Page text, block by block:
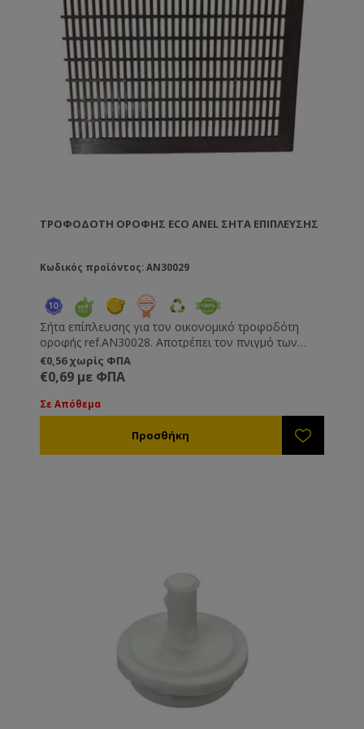
πλαστικό κατάλληλο για τρόφιμα.
ΤΡΟΦΟΔΌΤΗ ΟΡΟΦΉΣ ECO ANEL ΣΉΤΑ ΕΠΊΠΛΕΥΣΗΣ
Κωδικός προϊόντος: AN30029
Σήτα επίπλευσης για τον οικονομικό τροφοδότη
οροφής ref.AN30028. Αποτρέπει τον πνιγμό των
μελισσών. Κατασκευασμένη από πλαστικό κατάλληλο
για τρόφιμα.
€0,56 χωρίς ΦΠΑ
€0,69 με ΦΠΑ
Σε Απόθεμα